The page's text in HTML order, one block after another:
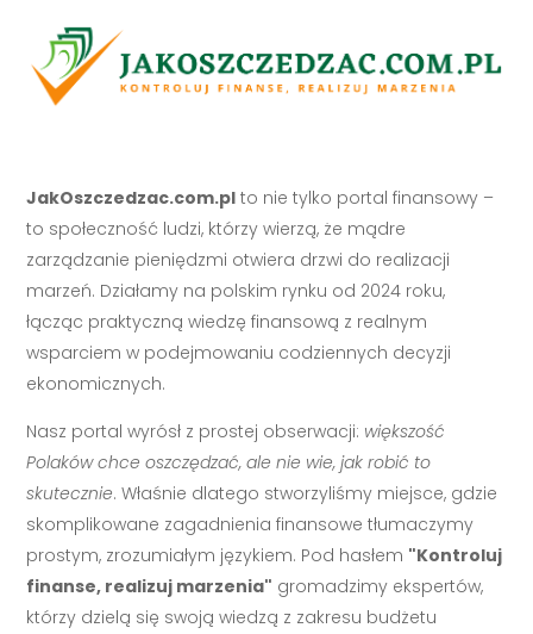
JakOszczedzac.com.pl to nie tylko portal finansowy –
to społeczność ludzi, którzy wierzą, że mądre
zarządzanie pieniędzmi otwiera drzwi do realizacji
marzeń. Działamy na polskim rynku od 2024 roku,
łącząc praktyczną wiedzę finansową z realnym
wsparciem w podejmowaniu codziennych decyzji
ekonomicznych.
Nasz portal wyrósł z prostej obserwacji: większość
Polaków chce oszczędzać, ale nie wie, jak robić to
skutecznie. Właśnie dlatego stworzyliśmy miejsce, gdzie
skomplikowane zagadnienia finansowe tłumaczymy
prostym, zrozumiałym językiem. Pod hasłem "Kontroluj
finanse, realizuj marzenia" gromadzimy ekspertów,
którzy dzielą się swoją wiedzą z zakresu budżetu